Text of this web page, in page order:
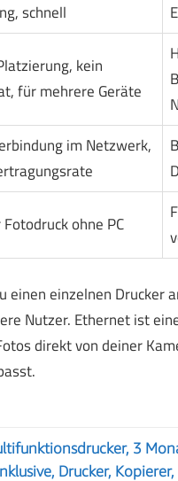
schnell
kein
für mehrere Geräte
im Netzwerk,
ohne PC
einzelnen Drucker
Nutzer. Ethernet ist
direkt von deiner
3
Drucker, Kopierer,